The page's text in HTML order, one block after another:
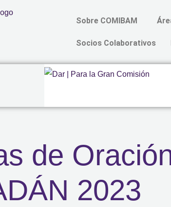
Sobre COMIBAM
Socios Colaborativos
de
2023